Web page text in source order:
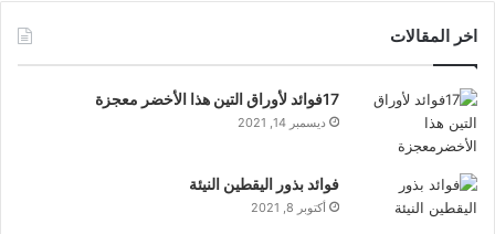
اخر المقالات
17فوائد لأوراق التين هذا الأخضر معجزة
ديسمبر 14, 2021
فوائد بذور اليقطين النيئة
أكتوبر 8, 2021